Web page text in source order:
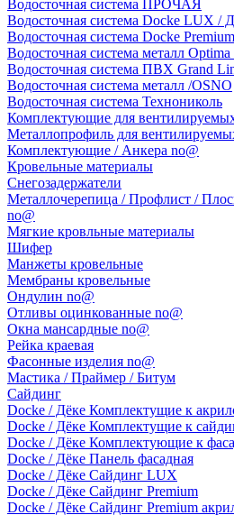
Водосточная система ПРОЧАЯ
Водосточная система Docke LUX /
Водосточная система Docke
Водосточная система металл
Водосточная система ПВХ Grand
Водосточная система металл /OSNO
Водосточная система Технониколь
Комплектующие для
Металлопрофиль для
Комплектующие / Анкера no@
Кровельные материалы
Снегозадержатели
Металлочерепица / Профлист /
no@
Мягкие кровльные материалы
Шифер
Манжеты кровельные
Мембраны кровельные
Ондулин no@
Отливы оцинкованные no@
Окна мансардные no@
Рейка краевая
Фасонные изделия no@
Мастика / Праймер / Битум
Сайдинг
Docke / Дёке Комплектущие к
Docke / Дёке Комплектущие к
Docke / Дёке Комплектующие к
Docke / Дёке Панель фасадная
Docke / Дёке Сайдинг LUX
Docke / Дёке Сайдинг Premium
Docke / Дёке Сайдинг Premium